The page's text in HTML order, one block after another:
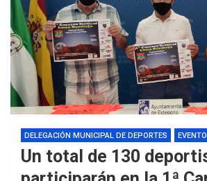
DELEGACIÓN MUNICIPAL DE DEPORTES
Un total de 130